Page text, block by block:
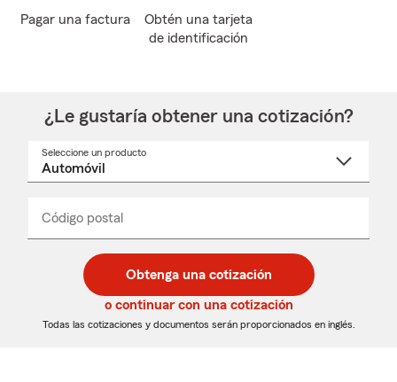
Pagar una factura
Obtén una tarjeta
de identificación
¿Le gustaría obtener una cotización?
Seleccione un producto
desplegable
Código postal
de
5
dígitos
de
5
dígitos
_____
Obtenga una cotización
o continuar con una cotización
Todas las cotizaciones y documentos serán proporcionados en inglés.